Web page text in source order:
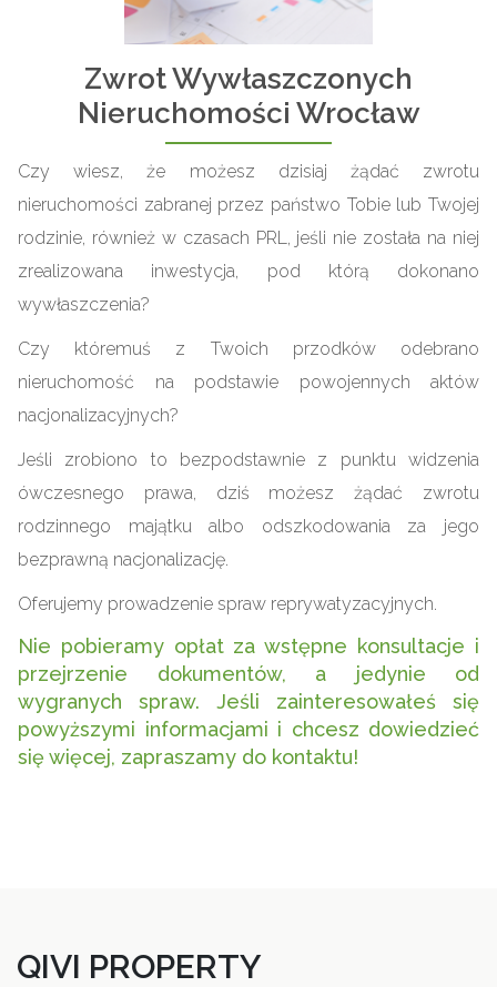
Zwrot Wywłaszczonych
Nieruchomości Wrocław
Czy wiesz, że możesz dzisiaj żądać zwrotu
nieruchomości zabranej przez państwo Tobie lub Twojej
rodzinie, również w czasach PRL, jeśli nie została na niej
zrealizowana inwestycja, pod którą dokonano
wywłaszczenia?
Czy któremuś z Twoich przodków odebrano
nieruchomość na podstawie powojennych aktów
nacjonalizacyjnych?
Jeśli zrobiono to bezpodstawnie z punktu widzenia
ówczesnego prawa, dziś możesz żądać zwrotu
rodzinnego majątku albo odszkodowania za jego
bezprawną nacjonalizację.
Oferujemy prowadzenie spraw reprywatyzacyjnych.
Nie pobieramy opłat za wstępne konsultacje i
przejrzenie dokumentów, a jedynie od
wygranych spraw. Jeśli zainteresowałeś się
powyższymi informacjami i chcesz dowiedzieć
się więcej, zapraszamy do kontaktu!
QIVI PROPERTY